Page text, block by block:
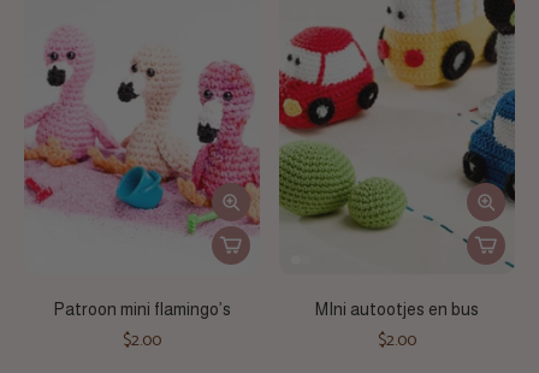
Patroon mini flamingo’s
$2.00
MIni autootjes en bus
$2.00